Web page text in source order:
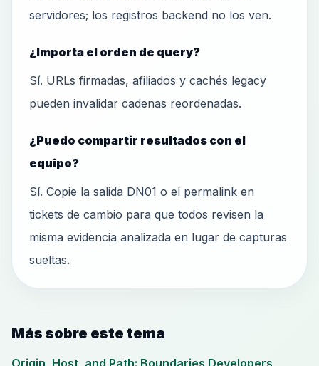
servidores; los registros backend no los ven.
¿Importa el orden de query?
Sí. URLs firmadas, afiliados y cachés legacy
pueden invalidar cadenas reordenadas.
¿Puedo compartir resultados con el
equipo?
Sí. Copie la salida DN01 o el permalink en
tickets de cambio para que todos revisen la
misma evidencia analizada en lugar de capturas
sueltas.
Más sobre este tema
Origin, Host, and Path: Boundaries Developers